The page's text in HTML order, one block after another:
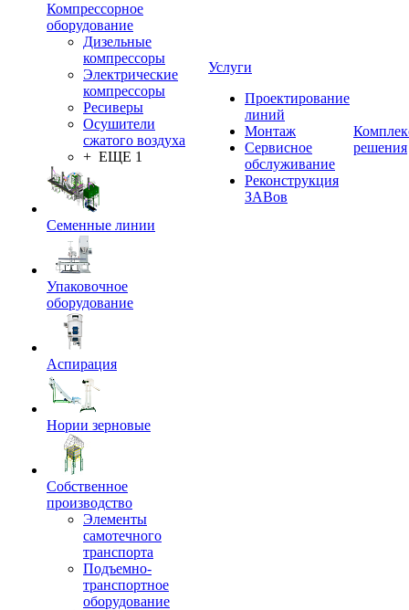
Компрессорное
оборудование
Дизельные
компрессоры
Электрические
компрессоры
Ресиверы
Осушители
сжатого воздуха
+ ЕЩЕ 1
Семенные линии
Упаковочное
оборудование
Аспирация
Нории зерновые
Собственное
производство
Элементы
самотечного
транспорта
Подъемно-
транспортное
оборудование
Услуги
Проектирование
линий
Монтаж
Сервисное
обслуживание
Реконструкция
ЗАВов
решения